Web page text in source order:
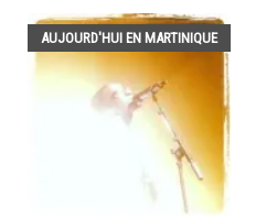
AUJOURD'HUI EN MARTINIQUE